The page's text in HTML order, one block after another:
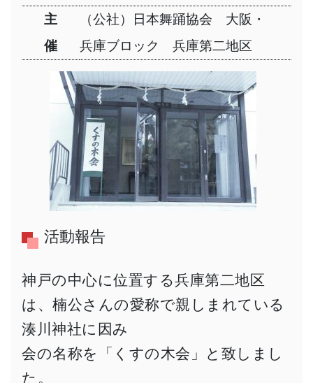
主
催
（公社）日本舞踊協会 大阪・
兵庫ブロック 兵庫第二地区
活動報告
神戸の中心に位置する兵庫第二地区
は、楠公さんの愛称で親しまれている
湊川神社に因み
会の名称を「くすの木会」と致しまし
た。